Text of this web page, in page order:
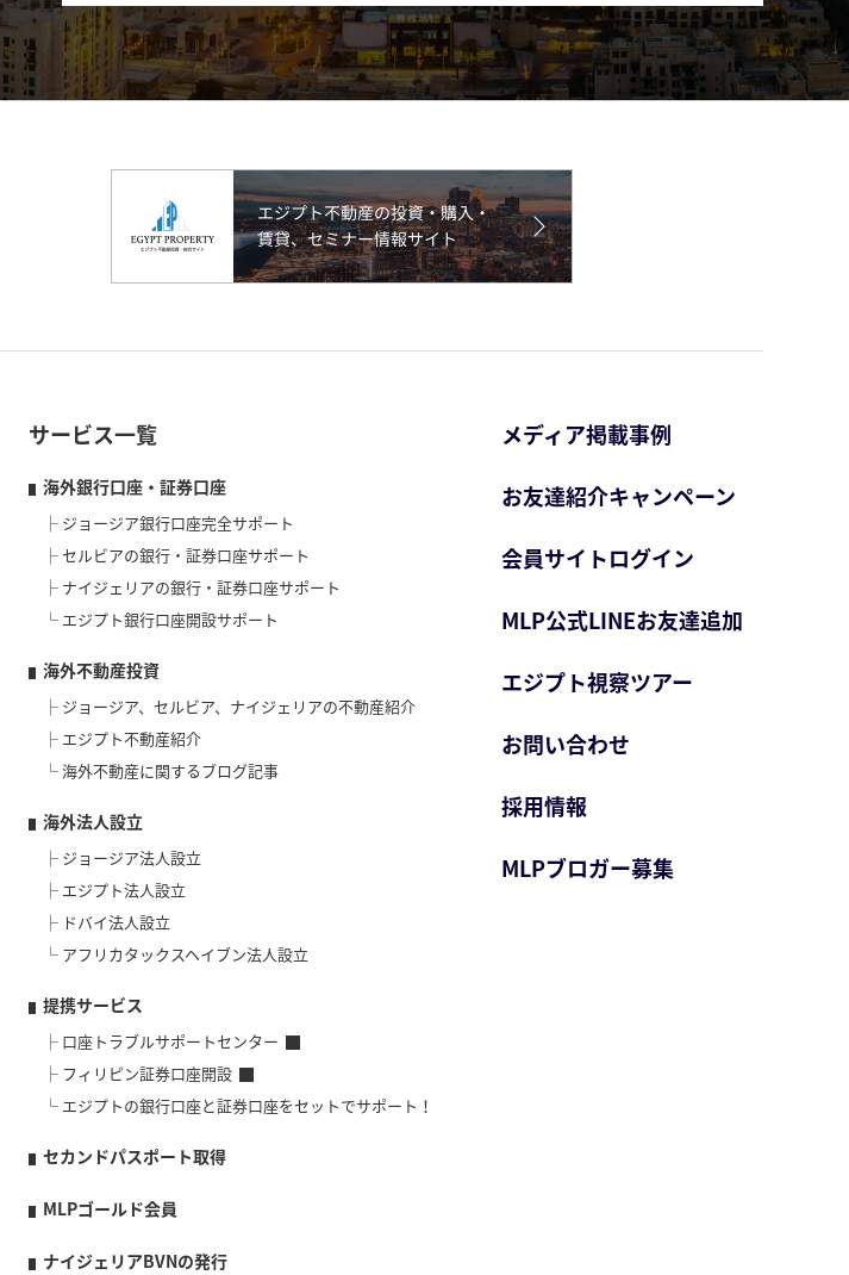
サービス一覧
海外銀行口座・証券口座
ジョージア銀行口座完全サポート
セルビアの銀行・証券口座サポート
ナイジェリアの銀行・証券口座サポート
エジプト銀行口座開設サポート
海外不動産投資
ジョージア、セルビア、ナイジェリアの不動産紹介
エジプト不動産紹介
海外不動産に関するブログ記事
海外法人設立
ジョージア法人設立
エジプト法人設立
ドバイ法人設立
アフリカタックスヘイブン法人設立
提携サービス
口座トラブルサポートセンター
フィリピン証券口座開設
エジプトの銀行口座と証券口座をセットでサポート！
セカンドパスポート取得
MLPゴールド会員
ナイジェリアBVNの発行
メディア掲載事例
お友達紹介キャンペーン
会員サイトログイン
MLP公式LINEお友達追加
エジプト視察ツアー
お問い合わせ
採用情報
MLPブロガー募集